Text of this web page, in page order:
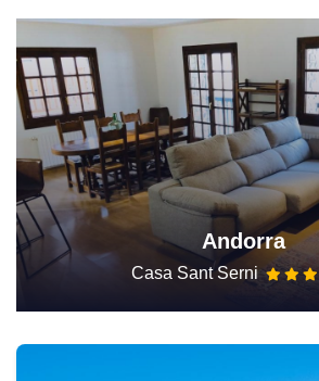
Andorra
Casa Sant Serni